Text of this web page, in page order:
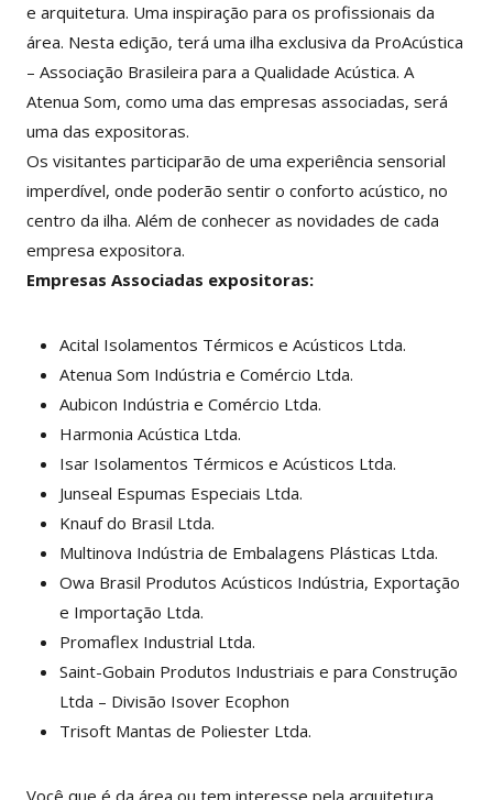
e arquitetura. Uma inspiração para os profissionais da
área. Nesta edição, terá uma ilha exclusiva da ProAcústica
– Associação Brasileira para a Qualidade Acústica. A
Atenua Som, como uma das empresas associadas, será
uma das expositoras.
Os visitantes participarão de uma experiência sensorial
imperdível, onde poderão sentir o conforto acústico, no
centro da ilha. Além de conhecer as novidades de cada
empresa expositora.
Empresas Associadas expositoras:
Acital Isolamentos Térmicos e Acústicos Ltda.
Atenua Som Indústria e Comércio Ltda.
Aubicon Indústria e Comércio Ltda.
Harmonia Acústica Ltda.
Isar Isolamentos Térmicos e Acústicos Ltda.
Junseal Espumas Especiais Ltda.
Knauf do Brasil Ltda.
Multinova Indústria de Embalagens Plásticas Ltda.
Owa Brasil Produtos Acústicos Indústria, Exportação
e Importação Ltda.
Promaflex Industrial Ltda.
Saint-Gobain Produtos Industriais e para Construção
Ltda – Divisão Isover Ecophon
Trisoft Mantas de Poliester Ltda.
Você que é da área ou tem interesse pela arquitetura